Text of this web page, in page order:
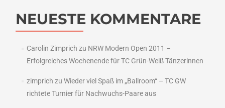
NEUESTE KOMMENTARE
Carolin Zimprich zu NRW Modern Open 2011 –
Erfolgreiches Wochenende für TC Grün-Weiß Tänzerinnen
zimprich zu Wieder viel Spaß im „Ballroom“ – TC GW
richtete Turnier für Nachwuchs-Paare aus